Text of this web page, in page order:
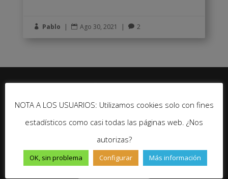
 Pablo |  Ago 30, 2021 |  2
No te pierdas ninguna novedad de Un Gran Viaje
Suscríbete
NOTA A LOS USUARIOS: Utilizamos cookies solo con fines
estadísticos como casi todas las páginas web. ¿Nos
autorizas?
OK, sin problema Configurar Más información